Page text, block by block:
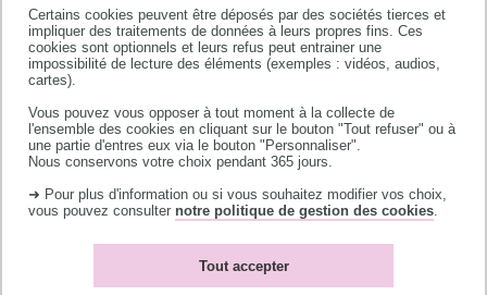
Certains cookies peuvent être déposés par des sociétés tierces et
impliquer des traitements de données à leurs propres fins. Ces
cookies sont optionnels et leurs refus peut entrainer une
impossibilité de lecture des éléments (exemples : vidéos, audios,
cartes).
Vous pouvez vous opposer à tout moment à la collecte de
l'ensemble des cookies en cliquant sur le bouton "Tout refuser" ou à
une partie d'entres eux via le bouton "Personnaliser".
Nous conservons votre choix pendant 365 jours.
➜ Pour plus d'information ou si vous souhaitez modifier vos choix,
vous pouvez consulter notre politique de gestion des cookies
Tout accepter
Master mention Information,
communication
Licence Pro mention Technico-commercial
commercialisation
BUT spécialité Gestion des entreprises et